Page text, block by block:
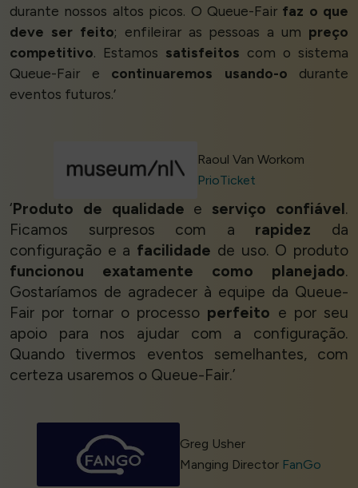
durante nossos altos picos. O Queue-Fair faz o que
deve ser feito; enfileirar as pessoas a um preço
competitivo. Estamos satisfeitos com o sistema
Queue-Fair e continuaremos usando-o durante
eventos futuros.’
Raoul Van Workom
PrioTicket
‘Produto de qualidade e serviço confiável.
Ficamos surpresos com a rapidez da
configuração e a facilidade de uso. O produto
funcionou exatamente como planejado.
Gostaríamos de agradecer à equipe da Queue-
Fair por tornar o processo perfeito e por seu
apoio para nos ajudar com a configuração.
Quando tivermos eventos semelhantes, com
certeza usaremos o Queue-Fair.’
Greg Usher
Manging Director FanGo